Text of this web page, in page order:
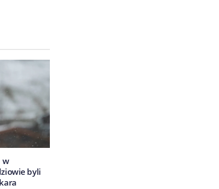
w
byli